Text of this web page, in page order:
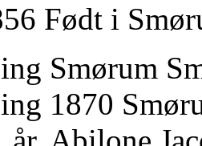
Født i
Smørum
1870